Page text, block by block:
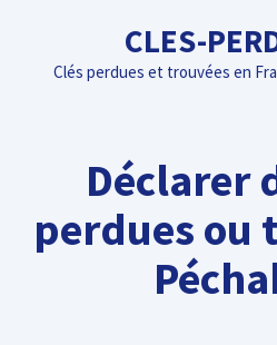
contenu
CLES-
Clés perdues et trouvées en
Déclarer
perdues ou